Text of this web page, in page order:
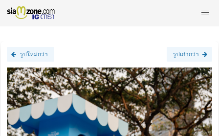
รูปใหม่กว่า รูปเก่ากว่า